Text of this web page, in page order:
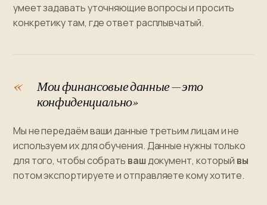
умеет задавать уточняющие вопросы и просить
конкретику там, где ответ расплывчатый.
Мои финансовые данные — это
конфиденциально»
Мы не передаём ваши данные третьим лицам и не
используем их для обучения. Данные нужны только
для того, чтобы собрать вашдокумент, который вы
потом экспортируете и отправляете кому хотите.